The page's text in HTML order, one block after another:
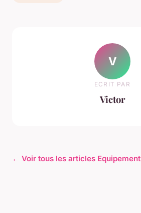
V
ECRIT PAR
Victor
← Voir tous les articles Equipement